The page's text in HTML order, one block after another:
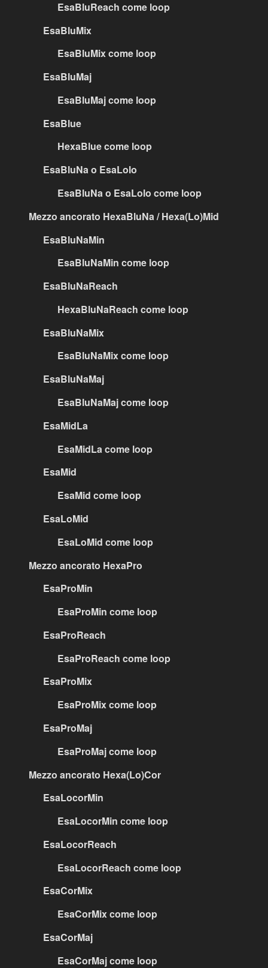
EsaBluReach come loop
EsaBluMix
EsaBluMix come loop
EsaBluMaj
EsaBluMaj come loop
EsaBlue
HexaBlue come loop
EsaBluNa o EsaLolo
EsaBluNa o EsaLolo come loop
Mezzo ancorato HexaBluNa / Hexa(Lo)Mid
EsaBluNaMin
EsaBluNaMin come loop
EsaBluNaReach
HexaBluNaReach come loop
EsaBluNaMix
EsaBluNaMix come loop
EsaBluNaMaj
EsaBluNaMaj come loop
EsaMidLa
EsaMidLa come loop
EsaMid
EsaMid come loop
EsaLoMid
EsaLoMid come loop
Mezzo ancorato HexaPro
EsaProMin
EsaProMin come loop
EsaProReach
EsaProReach come loop
EsaProMix
EsaProMix come loop
EsaProMaj
EsaProMaj come loop
Mezzo ancorato Hexa(Lo)Cor
EsaLocorMin
EsaLocorMin come loop
EsaLocorReach
EsaLocorReach come loop
EsaCorMix
EsaCorMix come loop
EsaCorMaj
EsaCorMaj come loop